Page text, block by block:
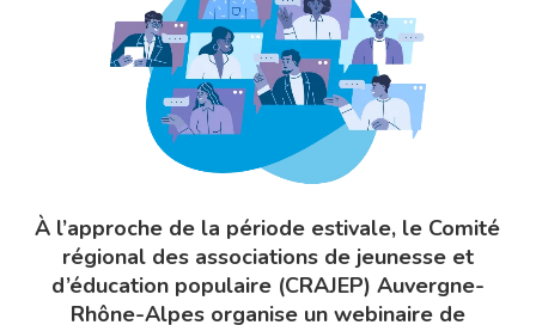
À l’approche de la période estivale, le Comité
régional des associations de jeunesse et
d’éducation populaire (CRAJEP) Auvergne-
Rhône-Alpes organise un webinaire de